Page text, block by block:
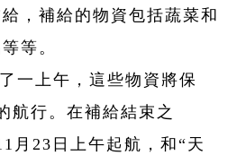
，補給的物資包括蔬菜和
等。
一上午，這些物資將保
航行。在補給結束之
月23日上午起航，和“天